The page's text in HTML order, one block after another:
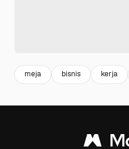
meja bisnis kerja